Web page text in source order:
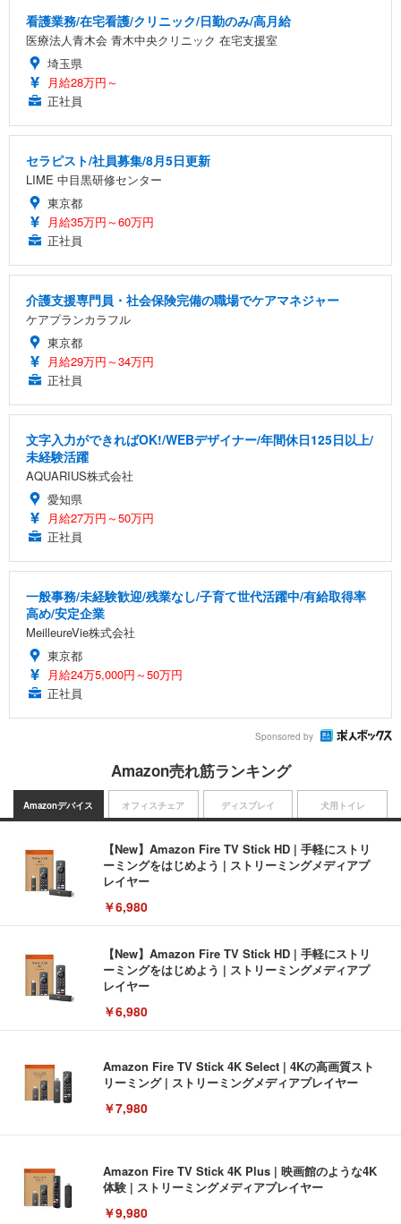
看護業務/在宅看護/クリニック/日勤のみ/高月給
医療法人青木会 青木中央クリニック 在宅支援室
埼玉県
月給28万円～
正社員
セラピスト/社員募集/8月5日更新
LIME 中目黒研修センター
東京都
月給35万円～60万円
正社員
介護支援専門員・社会保険完備の職場でケアマネジャー
ケアプランカラフル
東京都
月給29万円～34万円
正社員
文字入力ができればOK!/WEBデザイナー/年間休日125日以上/
未経験活躍
AQUARIUS株式会社
愛知県
月給27万円～50万円
正社員
一般事務/未経験歓迎/残業なし/子育て世代活躍中/有給取得率
高め/安定企業
MeilleureVie株式会社
東京都
月給24万5,000円～50万円
正社員
Sponsored by
Amazon売れ筋ランキング
Amazonデバイス
【New】Amazon Fire TV Stick HD | 手軽にストリ
ーミングをはじめよう | ストリーミングメディアプ
レイヤー
￥6,980
【New】Amazon Fire TV Stick HD | 手軽にストリ
ーミングをはじめよう | ストリーミングメディアプ
レイヤー
￥6,980
Amazon Fire TV Stick 4K Select | 4Kの高画質スト
リーミング | ストリーミングメディアプレイヤー
￥7,980
Amazon Fire TV Stick 4K Plus | 映画館のような4K
体験 | ストリーミングメディアプレイヤー
￥9,980
オフィスチェア ディスプレイ 犬用トイレ